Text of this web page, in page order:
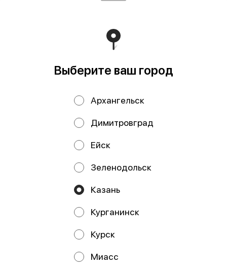
кДж. Пищевая ценность: жиры - 0 г., белки - 3 г.,
Мы рекомендуем
Фасоль стручковая
капуста 500 гр
Работает на эффективном ядре
Выберите ваш город
Архангельск
Димитровград
Ейск
Зеленодольск
Казань
Курганинск
Курск
Миасс